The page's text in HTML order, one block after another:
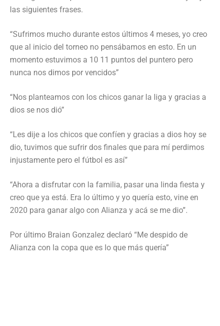
las siguientes frases.
“Sufrimos mucho durante estos últimos 4 meses, yo creo
que al inicio del torneo no pensábamos en esto. En un
momento estuvimos a 10 11 puntos del puntero pero
nunca nos dimos por vencidos”
“Nos planteamos con los chicos ganar la liga y gracias a
dios se nos dió”
“Les dije a los chicos que confíen y gracias a dios hoy se
dio, tuvimos que sufrir dos finales que para mí perdimos
injustamente pero el fútbol es así”
“Ahora a disfrutar con la familia, pasar una linda fiesta y
creo que ya está. Era lo último y yo quería esto, vine en
2020 para ganar algo con Alianza y acá se me dio”.
Por último Braian Gonzalez declaró “Me despido de
Alianza con la copa que es lo que más quería”